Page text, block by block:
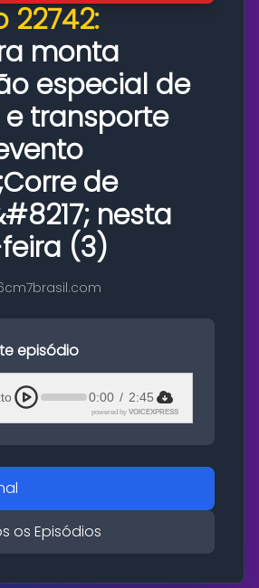
22742:
monta
especial de
transporte
de
nesta
(3)
cm7brasil.com
episódio
0:00 / 2:45
powered by VOICEXPRESS
os Episódios